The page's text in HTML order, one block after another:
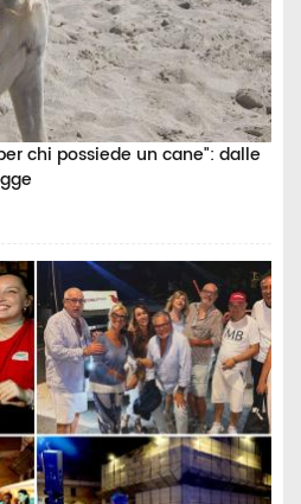
chi possiede un cane": dalle